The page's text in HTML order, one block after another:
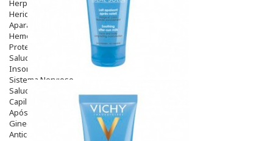
Herpes Y Hongos
Heridas Y úlceras
Aparato Genital
Hemorroides
Protectores Y Emolientes
Salud
Insomnio
Sistema Nervioso
Salud Bucodental
Capilar
Apósitos
Ginecología
Anticonceptivos